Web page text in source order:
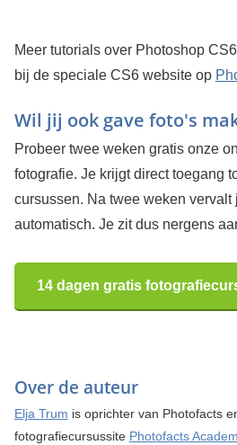
Meer tutorials over Photoshop
bij de speciale CS6 website op
Wil jij ook gave foto's
Probeer twee weken gratis onze
fotografie. Je krijgt direct toegang
cursussen. Na twee weken
automatisch. Je zit dus nergens
14 dagen gratis
Over de auteur
Elja Trum is oprichter van Photofacts
fotografiecursussite Photofacts